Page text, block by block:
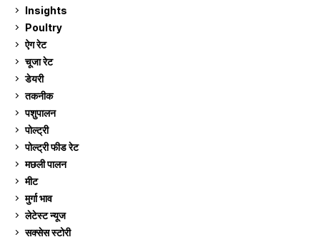
Insights
Poultry
ऐग रेट
चूजा रेट
डेयरी
तकनीक
पशुपालन
पोल्ट्री
पोल्ट्री फीड रेट
मछली पालन
मीट
मुर्गा भाव
लेटेस्ट न्यूज
सक्सेस स्टो‍री